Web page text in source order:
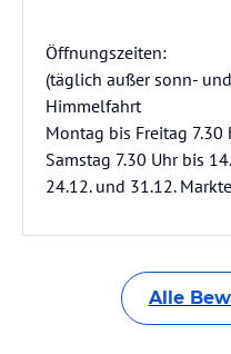
Öffnungszeiten:
(täglich außer sonn-
Himmelfahrt
Montag bis Freitag 7.30
Samstag 7.30 Uhr bis
24.12. und 31.12.
Alle